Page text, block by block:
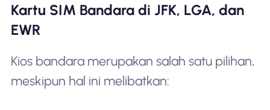
Kartu SIM Bandara di JFK, LGA, dan
EWR
Kios bandara merupakan salah satu pilihan,
meskipun hal ini melibatkan: